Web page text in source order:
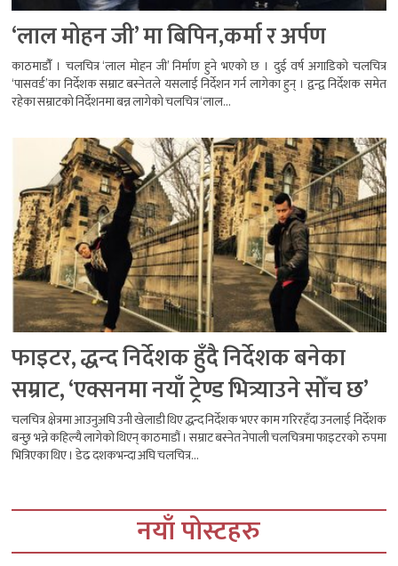
‘लाल मोहन जी’ मा बिपिन,कर्मा र अर्पण
काठमाडौंँ । चलचित्र ‘लाल मोहन जी’ निर्माण हुने भएको छ । दुई वर्ष अगाडिको चलचित्र
‘पासवर्ड’का निर्देशक सम्राट बस्नेतले यसलाई निर्देशन गर्न लागेका हुन् । द्वन्द्व निर्देशक समेत
रहेका सम्राटको निर्देशनमा बन्न लागेको चलचित्र ‘लाल...
फाइटर, द्धन्द निर्देशक हुँदै निर्देशक बनेका
सम्राट, ‘एक्सनमा नयाँ ट्रेण्ड भित्र्याउने सोँच छ’
चलचित्र क्षेत्रमा आउनुअघि उनी खेलाडी थिए द्धन्द निर्देशक भएर काम गरिरहँदा उनलाई निर्देशक
बन्छु भन्ने कहिल्यै लागेको थिएन् काठमाडौं । सम्राट बस्नेत नेपाली चलचित्रमा फाइटरको रुपमा
भित्रिएका थिए । डेढ दशकभन्दा अघि चलचित्र...
नयाँ पोस्टहरु